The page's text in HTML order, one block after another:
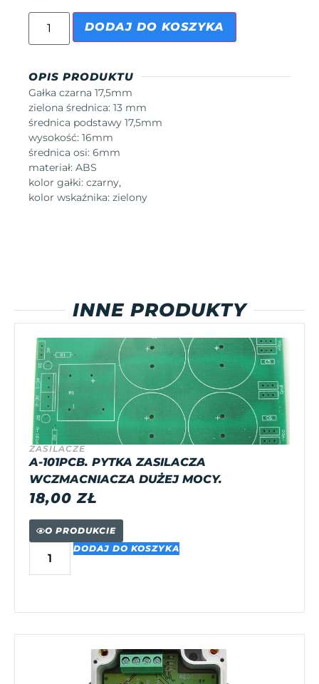
DODAJ DO KOSZYKA
OPIS PRODUKTU
Gałka czarna 17,5mm
zielona średnica: 13 mm
średnica podstawy 17,5mm
wysokość: 16mm
średnica osi: 6mm
materiał: ABS
kolor gałki: czarny,
kolor wskaźnika: zielony
INNE PRODUKTY
ZASILACZE
A-101PCB. PYTKA ZASILACZA
WCZMACNIACZA DUŻEJ MOCY.
18,00ZŁ
O PRODUKCIE
DODAJ DO KOSZYKA